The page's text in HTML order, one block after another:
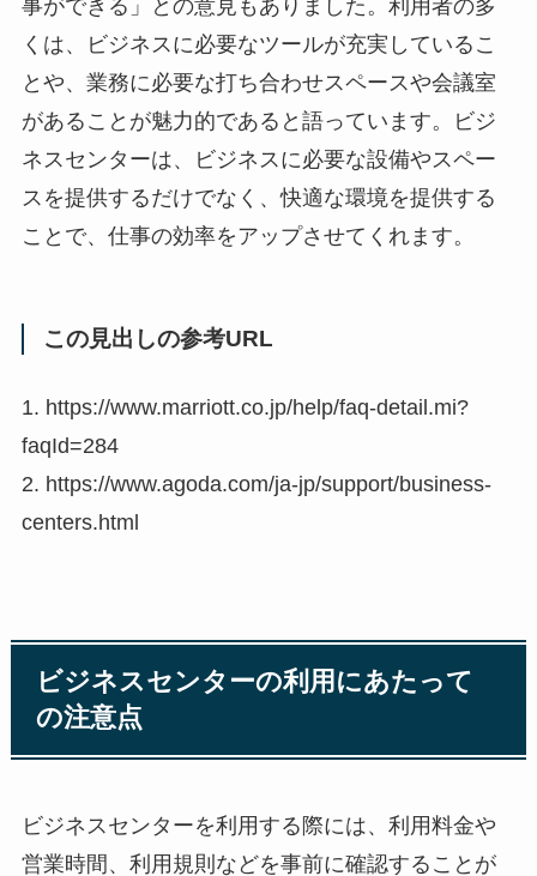
事ができる」との意見もありました。利用者の多
くは、ビジネスに必要なツールが充実しているこ
とや、業務に必要な打ち合わせスペースや会議室
があることが魅力的であると語っています。ビジ
ネスセンターは、ビジネスに必要な設備やスペー
スを提供するだけでなく、快適な環境を提供する
ことで、仕事の効率をアップさせてくれます。
この見出しの参考URL
1. https://www.marriott.co.jp/help/faq-detail.mi?
faqId=284
2. https://www.agoda.com/ja-jp/support/business-
centers.html
ビジネスセンターの利用にあたって
の注意点
ビジネスセンターを利用する際には、利用料金や
営業時間、利用規則などを事前に確認することが